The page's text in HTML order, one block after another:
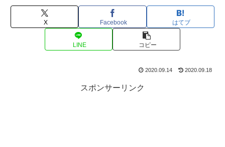
X Facebook はてブ
LINE コピー
2020.09.14 2020.09.18
スポンサーリンク